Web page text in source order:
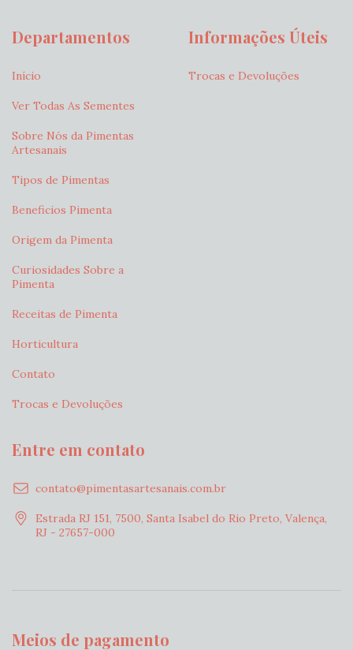
Departamentos
Início
Ver Todas As Sementes
Sobre Nós da Pimentas
Artesanais
Tipos de Pimentas
Beneficios Pimenta
Origem da Pimenta
Curiosidades Sobre a
Pimenta
Receitas de Pimenta
Horticultura
Contato
Trocas e Devoluções
Informações Úteis
Trocas e Devoluções
Entre em contato
contato@pimentasartesanais.com.br
Estrada RJ 151, 7500, Santa Isabel do Rio Preto, Valença,
RJ - 27657-000
Meios de pagamento